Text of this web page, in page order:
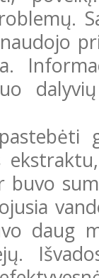
buvo
daug